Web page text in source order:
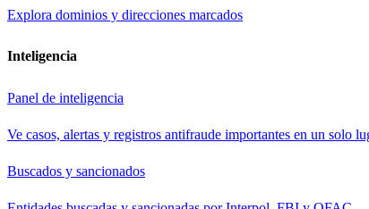
Explora dominios y direcciones marcados
Inteligencia
Panel de inteligencia
Ve casos, alertas y registros antifraude importantes en un solo
Buscados y sancionados